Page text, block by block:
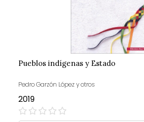
Pueblos indígenas y Estado
Pedro Garzón López y otros
2019
0%